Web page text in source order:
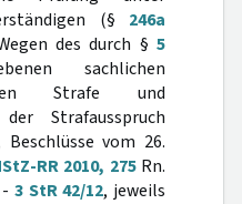
(§ 246a
des durch § 5
sachlichen
Strafe und
Strafausspruch
vom 26.
RR 2010, 275Rn.
-3 StR 42/12, jeweils